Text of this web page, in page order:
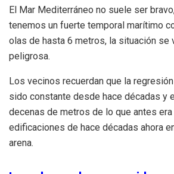
El Mar Mediterráneo no suele ser
tenemos un fuerte temporal marítimo
olas de hasta 6 metros, la situación se
peligrosa.
Los vecinos recuerdan que la
sido constante desde hace décadas y
decenas de metros de lo que antes era
edificaciones de hace décadas ahora
arena.